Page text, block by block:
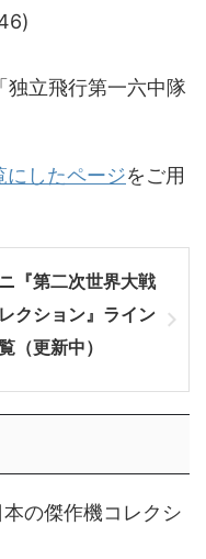
立飛行第一六中隊
にしたページをご用
『第二次世界大戦
クション』ライン
（更新中）
の傑作機コレクシ